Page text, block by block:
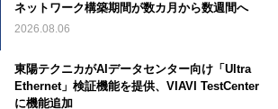
ネットワーク構築期間が数カ月から数週間へ
2026.08.06
東陽テクニカがAIデータセンター向け「Ultra
Ethernet」検証機能を提供、VIAVI TestCenter
に機能追加